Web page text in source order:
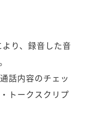
り、録音した音
話内容のチェッ
トークスクリプ